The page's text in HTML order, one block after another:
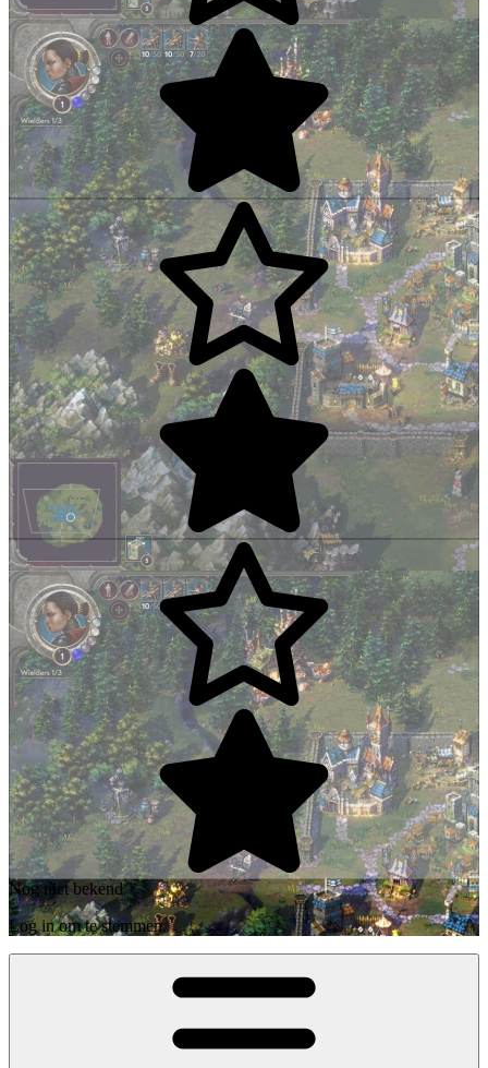
Nog niet bekend
Log in om te stemmen.